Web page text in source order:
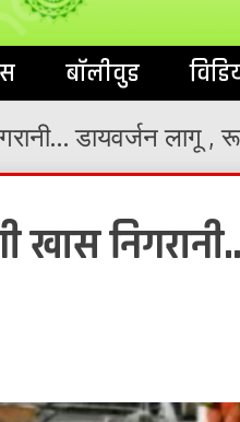
बॉलीवुड
डायवर्जन लागू